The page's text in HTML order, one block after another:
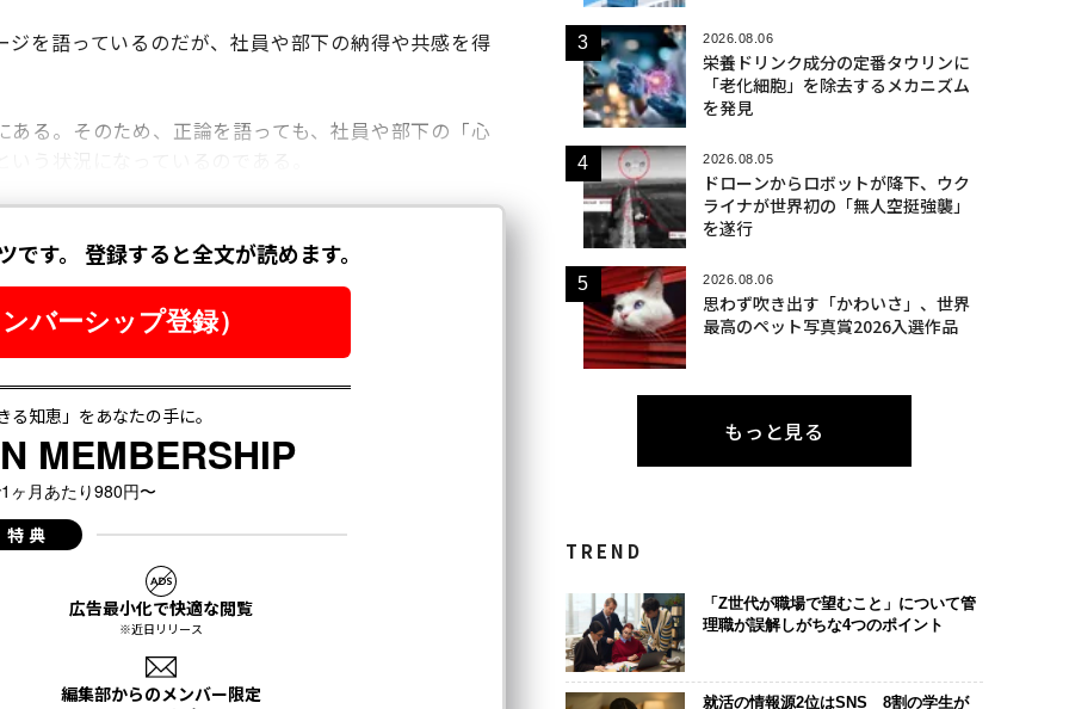
を語っているのだが、社員や部下の納得や共感を得
る。そのため、正論を語っても、社員や部下の「心
2026.08.06
栄養ドリンク成分の定番タウリンに
「老化細胞」を除去するメカニズム
を発見
2026.08.05
ドローンからロボットが降下、ウク
ライナが世界初の「無人空挺強襲」
を遂行
2026.08.06
思わず吹き出す「かわいさ」、世界
最高のペット写真賞2026入選作品
もっと見る
TREND
「Z世代が職場で望むこと」について管
理職が誤解しがちな4つのポイント
就活の情報源2位はSNS 8割の学生が